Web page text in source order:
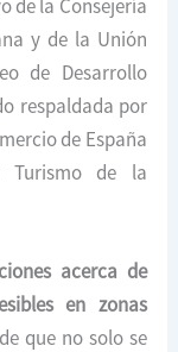
de la Consejería
y de la Unión
de Desarrollo
respaldada por
de España
de la
acerca de
en zonas
que no solo se